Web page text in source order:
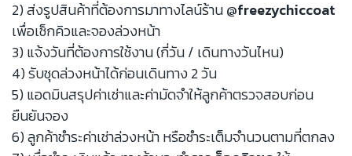
2) ส่งรูปสินค้าที่ต้องการมาทางไลน์ร้าน@freezychiccoat
เพื่อเช็กคิวและจองล่วงหน้า
3) แจ้งวันที่ต้องการใช้งาน (กี่วัน / เดินทางวันไหน)
4) รับชุดล่วงหน้าได้ก่อนเดินทาง 2 วัน
5) แอดมินสรุปค่าเช่าและค่ามัดจำให้ลูกค้าตรวจสอบก่อน
ยืนยันจอง
6) ลูกค้าชำระค่าเช่าล่วงหน้า หรือชำระเต็มจำนวนตามที่ตกลง